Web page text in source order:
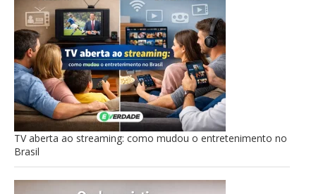
TV aberta ao streaming: como mudou o entretenimento no
Brasil